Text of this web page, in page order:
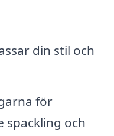
din stil och
för
spackling och